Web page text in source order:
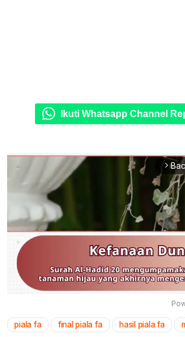
Ikuti Whatsapp Channel
arrow_forward_ios
piala fa final piala fa hasil piala fa